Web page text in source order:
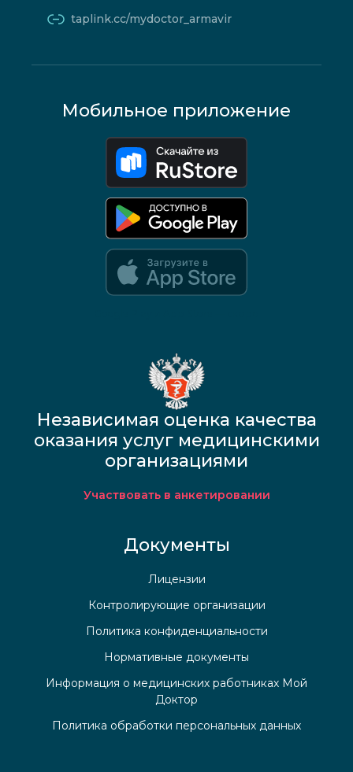
taplink.cc/mydoctor_armavir
Мобильное приложение
Независимая оценка качества
оказания услуг медицинскими
организациями
Участвовать в анкетировании
Документы
Лицензии
Контролирующие организации
Политика конфиденциальности
Нормативные документы
Информация о медицинских работниках Мой
Доктор
Политика обработки персональных данных